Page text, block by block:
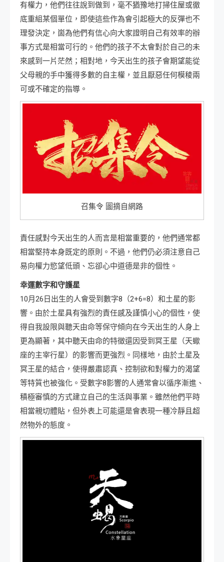
有權力，他們往往說到做到，毫不猶豫地打掃住屋或徹
底重組某個單位，即使這些作為會引起極大的反彈也不
理發決定，崮為他們有信心向大家證明自己有效率的辦
事方式是相當可行的。他們的孩子不太會對於自己的未
來感到一片茫然；相對地，今天出生的孩子會期望能從
父母親的手中獲得多數的自主權，並且厭惡任何模稜兩
可或不確定的指導。
召集令 圖摘自網路
責任感對今天出生的人而言是相當重要的，他們通常都
相當堅持本身既定的原則。不過，他們仍必須注意自己
易向權力慾望低頭、忘卻心中道德是非的個性。
幸運數字和守護星
10月26日出生的人會受到數字8（2+6=8）和土星的影
響。由於土星具有強烈的責任感及謹慎小心的個性，使
得自我設限與聽天由命等保守傾向在今天出生的人身上
更為顯著，其中聽天由命的特徵還因受到冥王星（天蠍
座的主宰行星）的影響而更強烈。同樣地，由於土星及
冥王星的結合，使得嚴肅認真、控制欲和對權力的渴望
等特質也被強化。受數字8影響的人通常會以循序漸進、
積極審慎的方式建立自己的生活與事業。雖然他們平時
相當親切體貼，但外表上可能還是會表現一種冷靜且超
然物外的態度。